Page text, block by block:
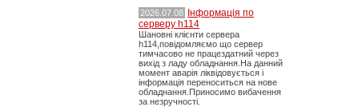
2026.07.08
Інформація по
серверу h114
Шановні клієнти сервера
h114,повідомляємо що сервер
тимчасово не працездатний через
вихід з ладу обладнання.На данний
момент аварія ліквідовується і
інформація переноситься на нове
обладнання.Приносимо вибачення
за незручності.